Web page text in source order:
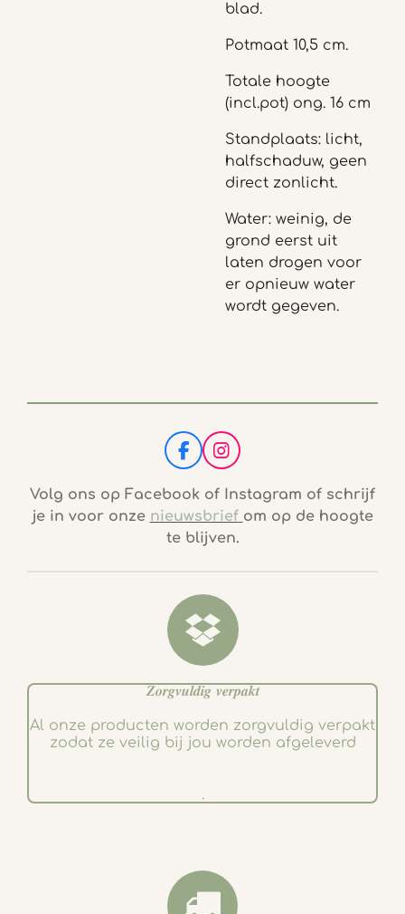
blad.
Potmaat 10,5 cm.
Totale hoogte
(incl.pot) ong. 16 cm
Standplaats: licht,
halfschaduw, geen
direct zonlicht.
Water: weinig, de
grond eerst uit
laten drogen voor
er opnieuw water
wordt gegeven.
F
a
c
b
o
k
I
n
s
t
a
g
a
Volg ons op Facebook of Instagram of schrijf
je in voor onze nieuwsbrief om op de hoogte
te blijven.
𝒁𝒐𝒓𝒈𝒗𝒖𝒍𝒅𝒊𝒈 𝒗𝒆𝒓𝒑𝒂𝒌𝒕
Al onze producten worden zorgvuldig verpakt
zodat ze veilig bij jou worden afgeleverd
.